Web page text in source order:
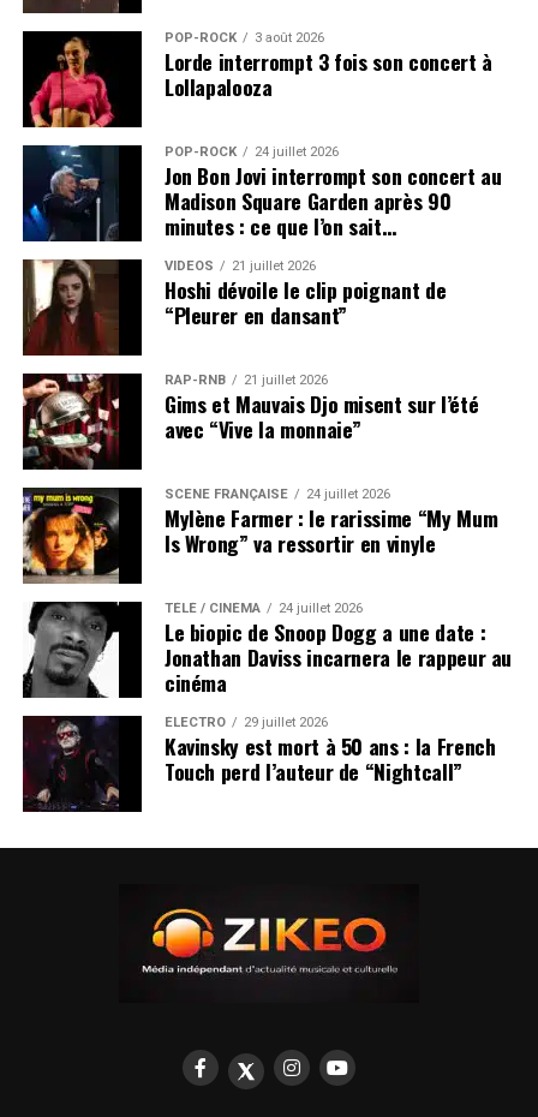
POP-ROCK 3 août 2026
Lorde interrompt 3 fois son concert à
Lollapalooza
POP-ROCK 24 juillet 2026
Jon Bon Jovi interrompt son concert au
Madison Square Garden après 90
minutes : ce que l’on sait…
VIDEOS 21 juillet 2026
Hoshi dévoile le clip poignant de
“Pleurer en dansant”
RAP-RNB 21 juillet 2026
Gims et Mauvais Djo misent sur l’été
avec “Vive la monnaie”
SCÈNE FRANÇAISE 24 juillet 2026
Mylène Farmer : le rarissime “My Mum
Is Wrong” va ressortir en vinyle
TÉLÉ / CINÉMA 24 juillet 2026
Le biopic de Snoop Dogg a une date :
Jonathan Daviss incarnera le rappeur au
cinéma
ÉLECTRO 29 juillet 2026
Kavinsky est mort à 50 ans : la French
Touch perd l’auteur de “Nightcall”